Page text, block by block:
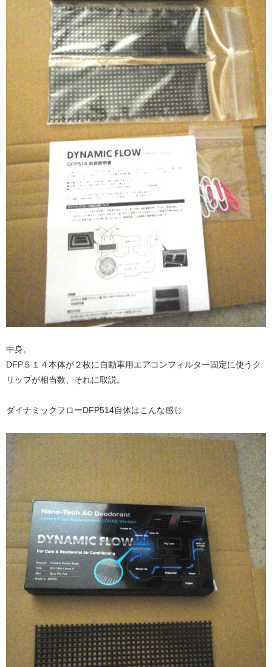
中身。
DFP５１４本体が２枚に自動車用エアコンフィルター固定に使うク
リップが相当数、それに取説。
ダイナミックフローDFP514自体はこんな感じ